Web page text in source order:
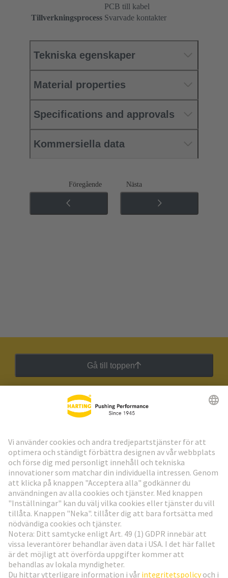
PCB till kabel
Tillverkningsprocess Svarvade kontakter
Tekniska egenskaper
Material properties
Specifications and approvals
Kommersiella data
Föregående Nästa
Gå till toppen
HARTING:s nyhetsbrev
Gå till registrering
Social Media